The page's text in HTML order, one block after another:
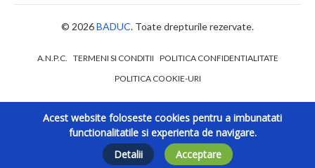
© 2026BADUC. Toate drepturile rezervate.
A.N.P.C. TERMENI SI CONDITII POLITICA CONFIDENTIALITATE
POLITICA COOKIE-URI
Acest website foloseste cookies pentru a imbunatati
functionalitatile si experienta de navigare.
Detalii
Acceptare